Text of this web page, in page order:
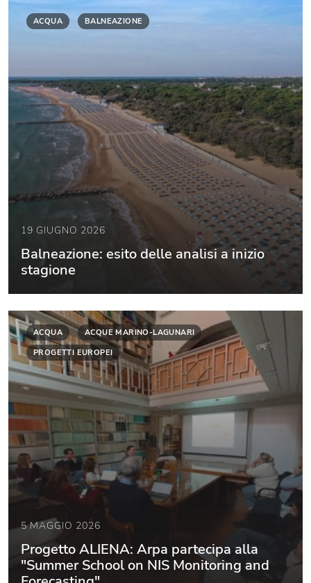
ACQUA BALNEAZIONE
19 GIUGNO 2026
Balneazione: esito delle analisi a inizio
stagione
ACQUA
ACQUE MARINO-LAGUNARI
PROGETTI EUROPEI
5 MAGGIO 2026
Progetto ALIENA: Arpa partecipa alla
"Summer School on NIS Monitoring and